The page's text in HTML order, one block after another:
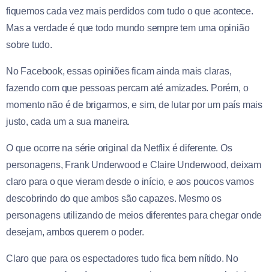
fiquemos cada vez mais perdidos com tudo o que acontece.
Mas a verdade é que todo mundo sempre tem uma opinião
sobre tudo.
No Facebook, essas opiniões ficam ainda mais claras,
fazendo com que pessoas percam até amizades. Porém, o
momento não é de brigarmos, e sim, de lutar por um país mais
justo, cada um a sua maneira.
O que ocorre na série original da Netflix é diferente. Os
personagens, Frank Underwood e Claire Underwood, deixam
claro para o que vieram desde o início, e aos poucos vamos
descobrindo do que ambos são capazes. Mesmo os
personagens utilizando de meios diferentes para chegar onde
desejam, ambos querem o poder.
Claro que para os espectadores tudo fica bem nítido. No